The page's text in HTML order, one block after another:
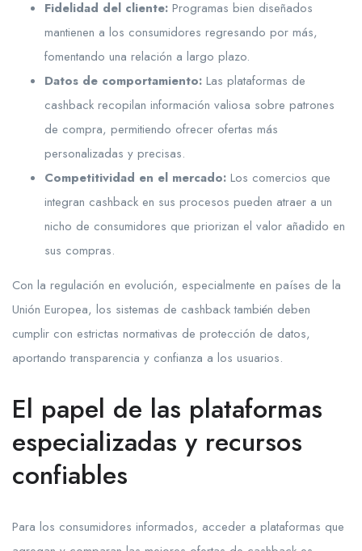
Fidelidad del cliente: Programas bien diseñados
mantienen a los consumidores regresando por más,
fomentando una relación a largo plazo.
Datos de comportamiento: Las plataformas de
cashback recopilan información valiosa sobre patrones
de compra, permitiendo ofrecer ofertas más
personalizadas y precisas.
Competitividad en el mercado: Los comercios que
integran cashback en sus procesos pueden atraer a un
nicho de consumidores que priorizan el valor añadido en
sus compras.
Con la regulación en evolución, especialmente en países de la
Unión Europea, los sistemas de cashback también deben
cumplir con estrictas normativas de protección de datos,
aportando transparencia y confianza a los usuarios.
El papel de las plataformas
especializadas y recursos
confiables
Para los consumidores informados, acceder a plataformas que